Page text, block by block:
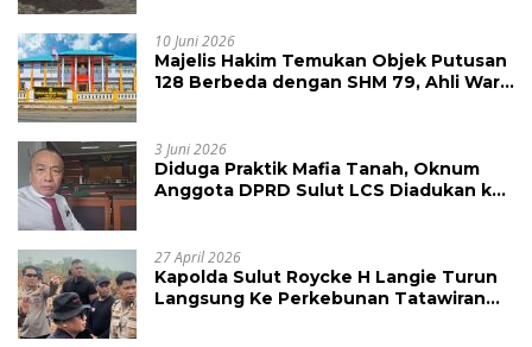
10 Juni 2026
Majelis Hakim Temukan Objek Putusan
128 Berbeda dengan SHM 79, Ahli Waris
3 Juni 2026
Diduga Praktik Mafia Tanah, Oknum
Anggota DPRD Sulut LCS Diadukan ke
27 April 2026
Kapolda Sulut Roycke H Langie Turun
Langsung Ke Perkebunan Tatawiran